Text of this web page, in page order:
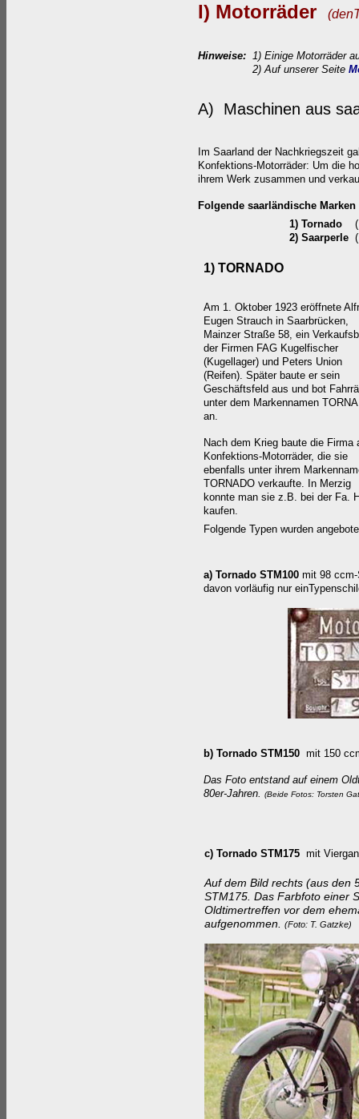
I) Motorräder
Hinweise: 1) Einige Motorräder
2) Auf unserer Seite
A) Maschinen aus
Im Saarland der Nachkriegszeit
Konfektions-Motorräder: Um die
ihrem Werk zusammen und
Folgende saarländische
1) Tornado
2) Saarperle
1) TORNADO
Am 1. Oktober 1923 eröffnete
Eugen Strauch in Saarbrücken,
Mainzer Straße 58, ein
der Firmen FAG Kugelfischer
(Kugellager) und Peters Union
(Reifen). Später baute er sein
Geschäftsfeld aus und bot
unter dem Markennamen
an.
Nach dem Krieg baute die Firma
Konfektions-Motorräder, die sie
ebenfalls unter ihrem
TORNADO verkaufte. In Merzig
konnte man sie z.B. bei der Fa.
kaufen.
Folgende Typen wurden
a) Tornado STM100 mit 98 ccm-
davon vorläufig nur
b) Tornado STM150 mit 150
Das Foto entstand auf einem
80er-Jahren. (Beide Fotos: Torsten
c) Tornado STM175 mit
Auf dem Bild rechts (aus den
STM175. Das Farbfoto einer
Oldtimertreffen vor dem
aufgenommen. (Foto: T. Gatzke)